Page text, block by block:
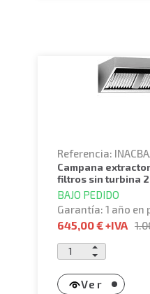
Referencia:
campana extractora perfil bajo con
filtros sin turbina
BAJO PEDIDO
Garantía: 1 año en
645,00 €+IVA
Ver